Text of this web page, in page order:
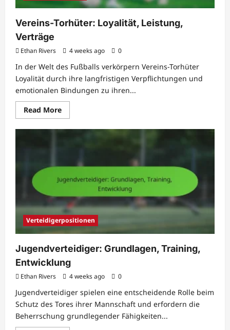
Vereins-Torhüter: Loyalität, Leistung,
Verträge
Ethan Rivers 4 weeks ago 0
In der Welt des Fußballs verkörpern Vereins-Torhüter
Loyalität durch ihre langfristigen Verpflichtungen und
emotionalen Bindungen zu ihren...
Read MoreRead
more
Vereins-
Verträge
Verteidigerpositionen
Jugendverteidiger: Grundlagen, Training,
Entwicklung
Ethan Rivers 4 weeks ago 0
Jugendverteidiger spielen eine entscheidende Rolle beim
Schutz des Tores ihrer Mannschaft und erfordern die
Beherrschung grundlegender Fähigkeiten...